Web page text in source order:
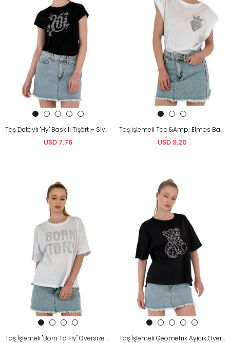
Taş Detaylı "Hy" Baskılı Tişört – Siyah &Amp; Beyaz
USD 7.76
Taş İşlemeli Taç &Amp; Elmas Baskılı Tişört
USD 9.20
Taş İşlemeli "Born To Fly" Oversize Tişört – Beyaz &Amp; Gri Taş İşlemeli Geometrik Ayıcık Oversize Tişört – Siyah &Amp; Beyaz